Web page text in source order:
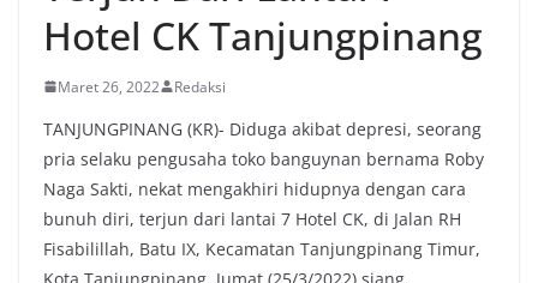
Hotel CK Tanjungpinang
Maret 26, 2022 Redaksi
TANJUNGPINANG (KR)- Diduga akibat depresi, seorang
pria selaku pengusaha toko banguynan bernama Roby
Naga Sakti, nekat mengakhiri hidupnya dengan cara
bunuh diri, terjun dari lantai 7 Hotel CK, di Jalan RH
Fisabilillah, Batu IX, Kecamatan Tanjungpinang Timur,